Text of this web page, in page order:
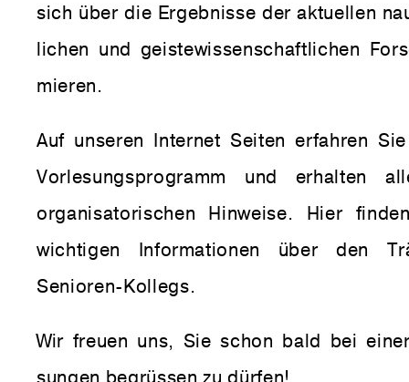
sich über die Ergeb­nisse der aktu­ellen
li­chen und geis­te­wis­sen­schaft­li­chen
mieren.
Auf unseren Internet Seiten erfahren
Vor­le­sungs­pro­gramm und erhalten
orga­ni­sa­to­ri­schen Hin­weise. Hier
wich­tigen Infor­ma­tionen über den
Senioren-Kol­legs.
Wir freuen uns, Sie schon bald bei